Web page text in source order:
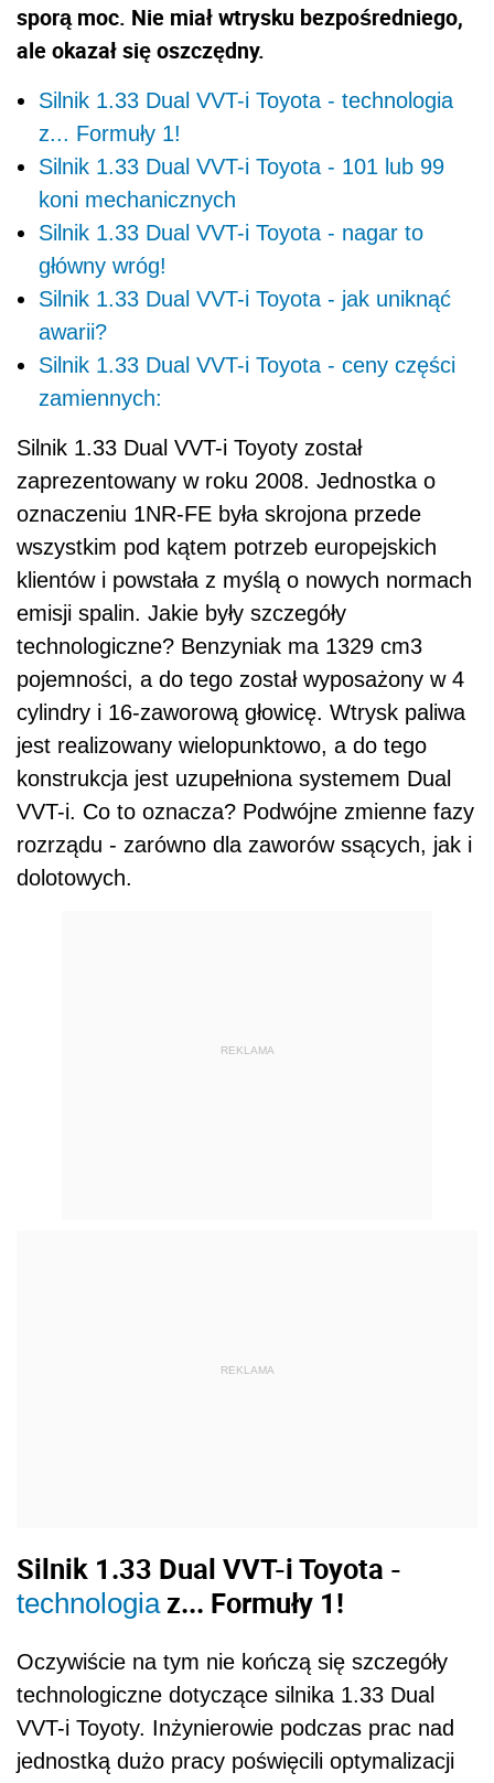
sporą moc. Nie miał wtrysku bezpośredniego,
ale okazał się oszczędny.
Silnik 1.33 Dual VVT-i Toyota - technologia
z... Formuły 1!
Silnik 1.33 Dual VVT-i Toyota - 101 lub 99
koni mechanicznych
Silnik 1.33 Dual VVT-i Toyota - nagar to
główny wróg!
Silnik 1.33 Dual VVT-i Toyota - jak uniknąć
awarii?
Silnik 1.33 Dual VVT-i Toyota - ceny części
zamiennych:
Silnik 1.33 Dual VVT-i Toyoty został
zaprezentowany w roku 2008. Jednostka o
oznaczeniu 1NR-FE była skrojona przede
wszystkim pod kątem potrzeb europejskich
klientów i powstała z myślą o nowych normach
emisji spalin. Jakie były szczegóły
technologiczne? Benzyniak ma 1329 cm3
pojemności, a do tego został wyposażony w 4
cylindry i 16-zaworową głowicę. Wtrysk paliwa
jest realizowany wielopunktowo, a do tego
konstrukcja jest uzupełniona systemem Dual
VVT-i. Co to oznacza? Podwójne zmienne fazy
rozrządu - zarówno dla zaworów ssących, jak i
dolotowych.
REKLAMA
To pozwoliło na wygładzenie powierzchni i
uzyskanie maksymalnego poziomu natlenienia
komory spalania. Dodatkowo japońscy twórcy
uzupełnili konstrukcję ceramidem węglowym.
To materiał, który zazwyczaj jest
wykorzystywany w Formule 1 i ma dość prostą
funkcję - pozwala obniżyć siłę tarcia w silniku.